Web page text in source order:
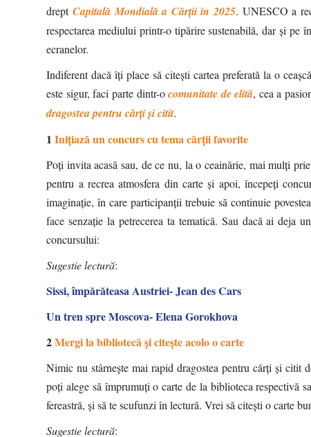
drept Capitală Mondială a Cărții în 2025. UNESCO a
respectarea mediului printr-o tipărire sustenabilă, dar și
ecranelor.
Indiferent dacă îți place să citești cartea preferată la o
este sigur, faci parte dintr-ocomunitate de elită, cea a
dragostea pentru cărți și citit.
1Inițiază un concurs cu tema cărții favorite
Poți invita acasă sau, de ce nu, la o ceainărie, mai mulți
pentru a recrea atmosfera din carte și apoi, începeți
imaginație, în care participanții trebuie să continuie
face senzație la petrecerea ta tematică. Sau dacă ai
concursului:
Sugestie lectură:
Sissi, împărăteasa Austriei- Jean des Cars
Un tren spre Moscova- Elena Gorokhova
2Mergi la bibliotecă și citește acolo o carte
Nimic nu stârnește mai rapid dragostea pentru cărți și citit
poți alege să împrumuți o carte de la biblioteca respectivă
fereastră, și să te scufunzi în lectură. Vrei să citești o carte
Sugestie lectură: